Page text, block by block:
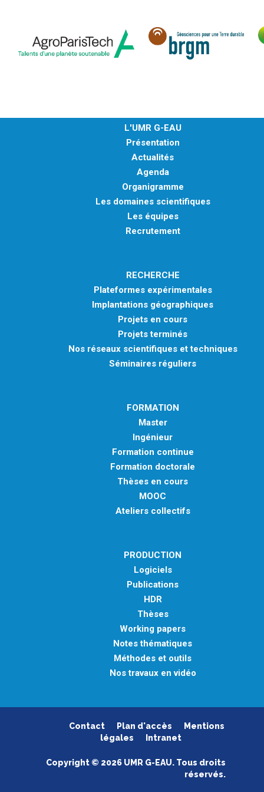
L'UMR G-EAU
Présentation
Actualités
Agenda
Organigramme
Les domaines scientifiques
Les équipes
Recrutement
RECHERCHE
Plateformes expérimentales
Implantations géographiques
Projets en cours
Projets terminés
Nos réseaux scientifiques et techniques
Séminaires réguliers
FORMATION
Master
Ingénieur
Formation continue
Formation doctorale
Thèses en cours
MOOC
Ateliers collectifs
PRODUCTION
Logiciels
Publications
HDR
Thèses
Working papers
Notes thématiques
Méthodes et outils
Nos travaux en vidéo
Contact Plan d'accès
Mentions
légales
Intranet
Copyright © 2026 UMR G-EAU. Tous droits
réservés.